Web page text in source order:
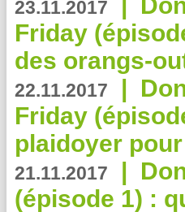
23.11.2017
Friday
des orangs-
22.11.2017 |
Friday
plaidoyer
21.11.2017 |
(épisode 1) :